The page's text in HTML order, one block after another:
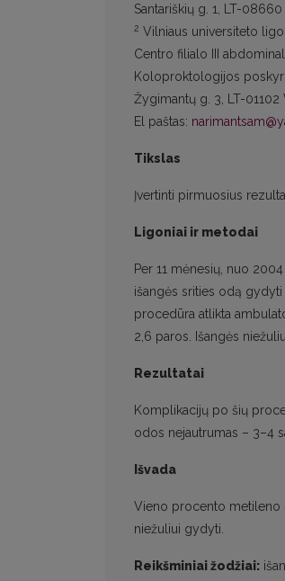
Santariškių g. 1, LT-
2 Vilniaus universiteto
Centro filialo III
Koloproktologijos
Žygimantų g. 3, LT-01102
El paštas:
Tikslas
Įvertinti pirmuosius
Ligoniai ir metodai
Per 11 mėnesių, nuo
išangės srities odą
procedūra atlikta
2,6 paros. Išangės
Rezultatai
Komplikacijų po šių
odos nejautrumas – 3–4
Išvada
Vieno procento metileno
niežuliui gydyti.
Reikšminiai žodžiai: